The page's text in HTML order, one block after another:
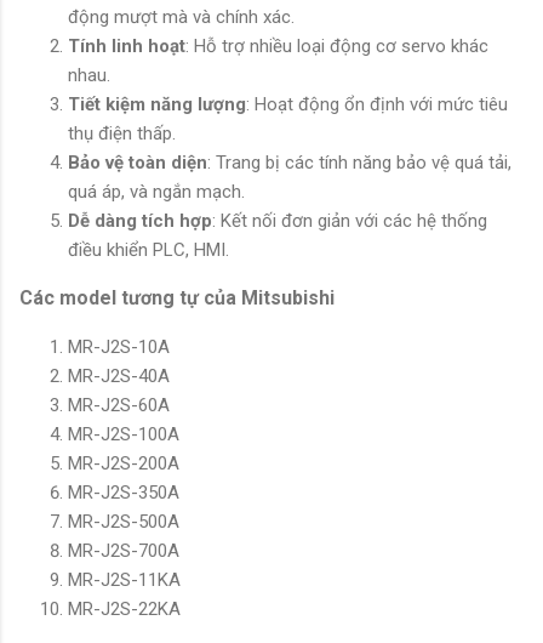
động mượt mà và chính xác.
Tính linh hoạt: Hỗ trợ nhiều loại động cơ servo khác
nhau.
Tiết kiệm năng lượng: Hoạt động ổn định với mức tiêu
thụ điện thấp.
Bảo vệ toàn diện: Trang bị các tính năng bảo vệ quá tải,
quá áp, và ngắn mạch.
Dễ dàng tích hợp: Kết nối đơn giản với các hệ thống
điều khiển PLC, HMI.
Các model tương tự của Mitsubishi
MR-J2S-10A
MR-J2S-40A
MR-J2S-60A
MR-J2S-100A
MR-J2S-200A
MR-J2S-350A
MR-J2S-500A
MR-J2S-700A
MR-J2S-11KA
MR-J2S-22KA